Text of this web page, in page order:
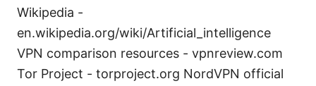
Wikipedia -
en.wikipedia.org/wiki/Artificial_intelligence
VPN comparison resources - vpnreview.com
Tor Project - torproject.org NordVPN official